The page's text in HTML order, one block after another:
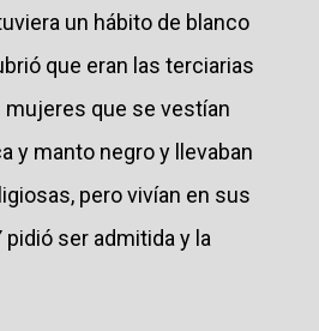
un hábito de blanco
que eran las terciarias
mujeres que se vestían
y manto negro y llevaban
pero vivían en sus
pidió ser admitida y la